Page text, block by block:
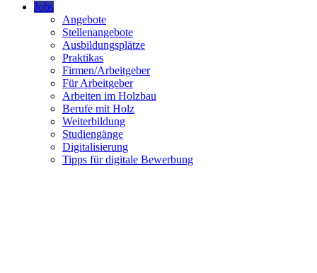
Jobs
Angebote
Stellenangebote
Ausbildungsplätze
Praktikas
Firmen/Arbeitgeber
Für Arbeitgeber
Arbeiten im Holzbau
Berufe mit Holz
Weiterbildung
Studiengänge
Digitalisierung
Tipps für digitale Bewerbung